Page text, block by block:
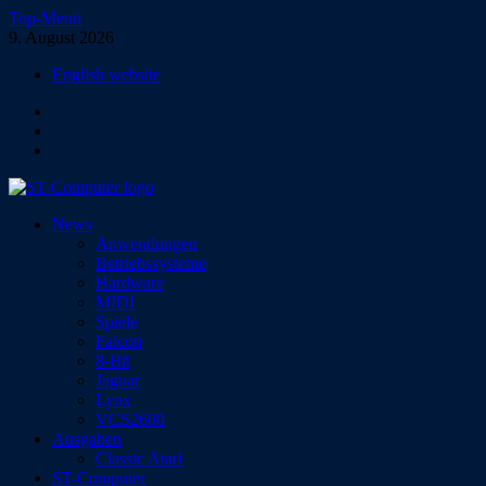
Zum
Inhalt
Top-Menü
9. August 2026
English website
ST-Computer
Das Magazin für Atari-Computer und -Konsolen
News
Anwendungen
Betriebssysteme
Hardware
MIDI
Spiele
Falcon
8-Bit
Jaguar
Lynx
VCS2600
Ausgaben
Classic Atari
ST-Computer